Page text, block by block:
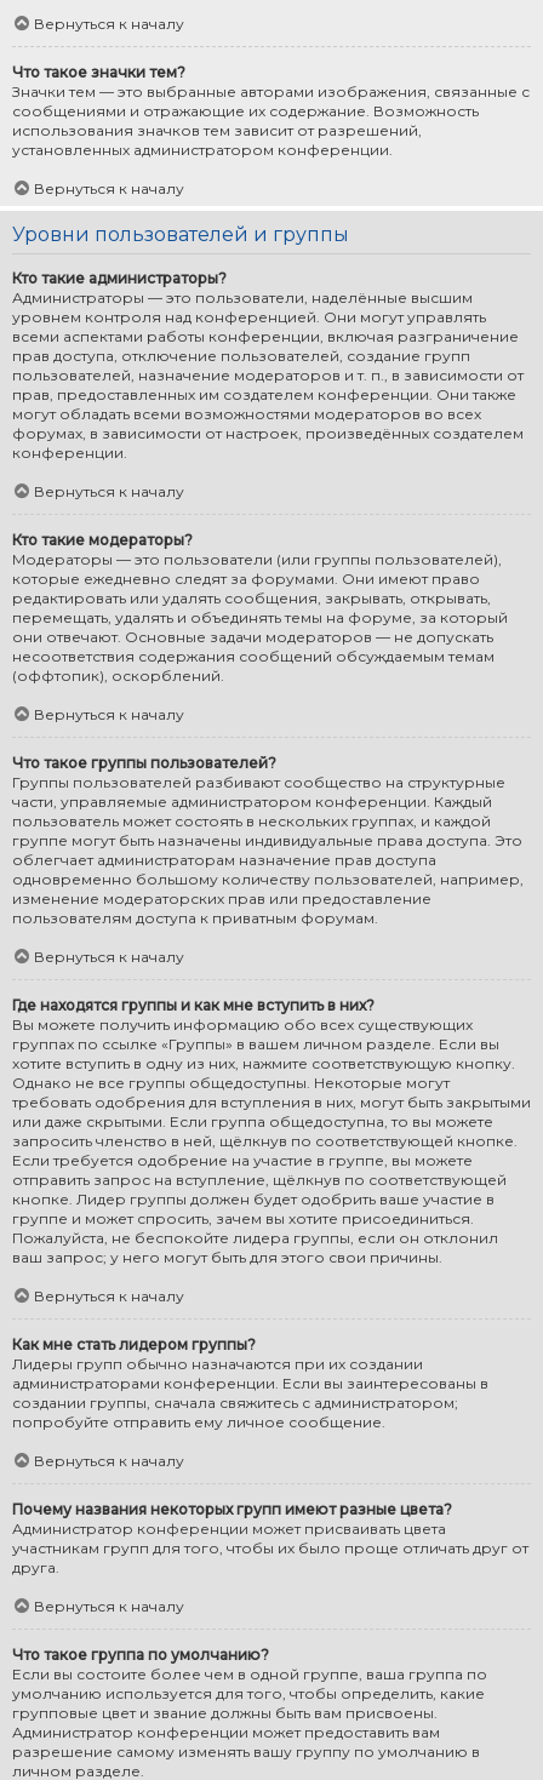
Вернуться к началу
Что такое значки тем?
Значки тем — это выбранные авторами изображения, связанные с
сообщениями и отражающие их содержание. Возможность
использования значков тем зависит от разрешений,
установленных администратором конференции.
Вернуться к началу
Уровни пользователей и группы
Кто такие администраторы?
Администраторы — это пользователи, наделённые высшим
уровнем контроля над конференцией. Они могут управлять
всеми аспектами работы конференции, включая разграничение
прав доступа, отключение пользователей, создание групп
пользователей, назначение модераторов и т. п., в зависимости от
прав, предоставленных им создателем конференции. Они также
могут обладать всеми возможностями модераторов во всех
форумах, в зависимости от настроек, произведённых создателем
конференции.
Вернуться к началу
Кто такие модераторы?
Модераторы — это пользователи (или группы пользователей),
которые ежедневно следят за форумами. Они имеют право
редактировать или удалять сообщения, закрывать, открывать,
перемещать, удалять и объединять темы на форуме, за который
они отвечают. Основные задачи модераторов — не допускать
несоответствия содержания сообщений обсуждаемым темам
(оффтопик), оскорблений.
Вернуться к началу
Что такое группы пользователей?
Группы пользователей разбивают сообщество на структурные
части, управляемые администратором конференции. Каждый
пользователь может состоять в нескольких группах, и каждой
группе могут быть назначены индивидуальные права доступа. Это
облегчает администраторам назначение прав доступа
одновременно большому количеству пользователей, например,
изменение модераторских прав или предоставление
пользователям доступа к приватным форумам.
Вернуться к началу
Где находятся группы и как мне вступить в них?
Вы можете получить информацию обо всех существующих
группах по ссылке «Группы» в вашем личном разделе. Если вы
хотите вступить в одну из них, нажмите соответствующую кнопку.
Однако не все группы общедоступны. Некоторые могут
требовать одобрения для вступления в них, могут быть закрытыми
или даже скрытыми. Если группа общедоступна, то вы можете
запросить членство в ней, щёлкнув по соответствующей кнопке.
Если требуется одобрение на участие в группе, вы можете
отправить запрос на вступление, щёлкнув по соответствующей
кнопке. Лидер группы должен будет одобрить ваше участие в
группе и может спросить, зачем вы хотите присоединиться.
Пожалуйста, не беспокойте лидера группы, если он отклонил
ваш запрос; у него могут быть для этого свои причины.
Вернуться к началу
Как мне стать лидером группы?
Лидеры групп обычно назначаются при их создании
администраторами конференции. Если вы заинтересованы в
создании группы, сначала свяжитесь с администратором;
попробуйте отправить ему личное сообщение.
Вернуться к началу
Почему названия некоторых групп имеют разные цвета?
Администратор конференции может присваивать цвета
участникам групп для того, чтобы их было проще отличать друг от
друга.
Вернуться к началу
Что такое группа по умолчанию?
Если вы состоите более чем в одной группе, ваша группа по
умолчанию используется для того, чтобы определить, какие
групповые цвет и звание должны быть вам присвоены.
Администратор конференции может предоставить вам
разрешение самому изменять вашу группу по умолчанию в
личном разделе.